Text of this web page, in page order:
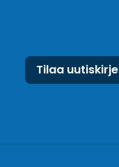
Tilaa uutiskirje